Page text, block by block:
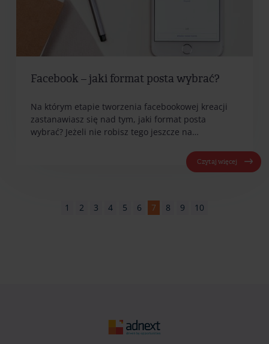
Facebook – jaki format posta wybrać?
Na którym etapie tworzenia facebookowej kreacji
zastanawiasz się nad tym, jaki format posta
wybrać? Jeżeli nie robisz tego jeszcze na…
Czytaj więcej
1 2 3 4 5 6 7 8 9 10